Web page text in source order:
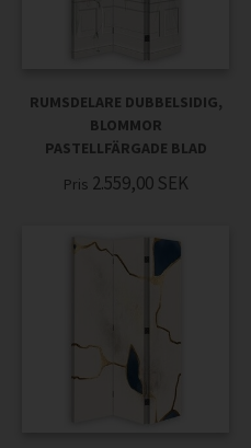
RUMSDELARE DUBBELSIDIG,
BLOMMOR
PASTELLFÄRGADE BLAD
Pris 2.559,00 SEK